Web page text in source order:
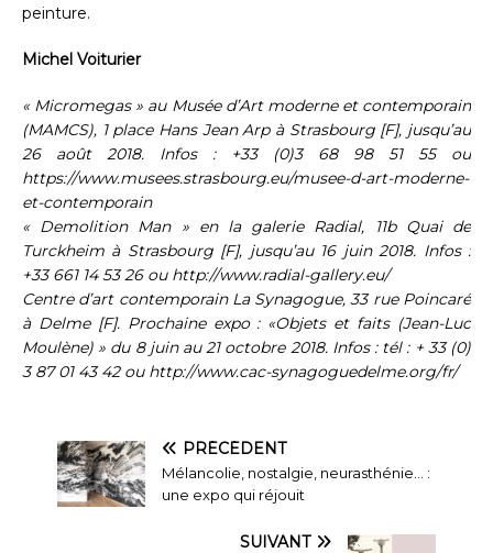
peinture.
Michel Voiturier
« Micromegas » au Musée d’Art moderne et contemporain
(MAMCS), 1 place Hans Jean Arp à Strasbourg [F], jusqu’au
26 août 2018. Infos : +33 (0)3 68 98 51 55 ou
https://www.musees.strasbourg.eu/musee-d-art-moderne-
et-contemporain
« Demolition Man » en la galerie Radial, 11b Quai de
Turckheim à Strasbourg [F], jusqu’au 16 juin 2018. Infos :
+33 661 14 53 26 ou http://www.radial-gallery.eu/
Centre d’art contemporain La Synagogue, 33 rue Poincaré
à Delme [F]. Prochaine expo : «Objets et faits (Jean-Luc
Moulène) » du 8 juin au 21 octobre 2018. Infos : tél : + 33 (0)
3 87 01 43 42 ou http://www.cac-synagoguedelme.org/fr/
PRÉCÉDENT
Mélancolie, nostalgie, neurasthénie… :
une expo qui réjouit
SUIVANT